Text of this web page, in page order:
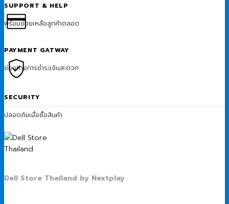
SUPPORT & HELP
พร้อมช่วยเหลือลูกค้าตลอด
PAYMENT GATWAY
ช่องทางการชำระเงินสะดวก
SECURITY
ปลอดภัยเมื่อซื้อสินค้า
Dell Store Thailand by Nextplay